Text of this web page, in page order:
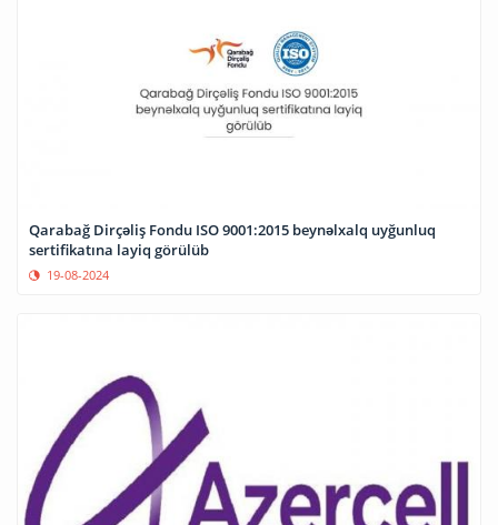
Qarabağ Dirçəliş Fondu ISO 9001:2015 beynəlxalq uyğunluq
sertifikatına layiq görülüb
19-08-2024